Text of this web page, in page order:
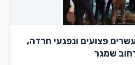
פצועים ונפגעי חרדה,
שמגר